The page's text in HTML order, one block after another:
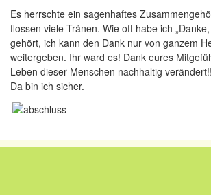
Es herrschte ein sagenhaftes
flossen viele Tränen. Wie oft habe ich
gehört, ich kann den Dank nur von ganzem
weitergeben. Ihr ward es! Dank eures
Leben dieser Menschen nachhaltig verändert!!
Da bin ich sicher.